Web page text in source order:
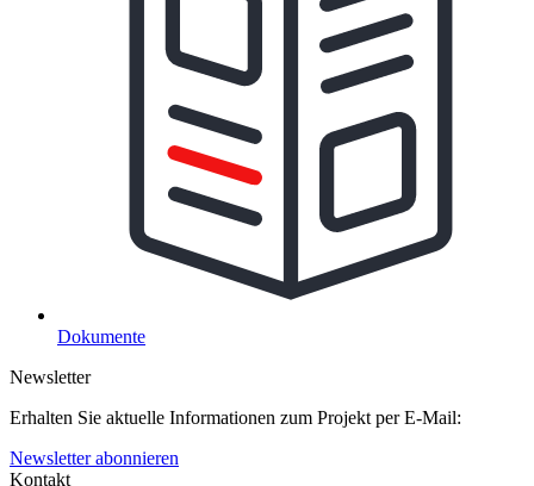
Dokumente
Newsletter
Erhalten Sie aktuelle Informationen zum Projekt per E-Mail:
Newsletter abonnieren
Kontakt